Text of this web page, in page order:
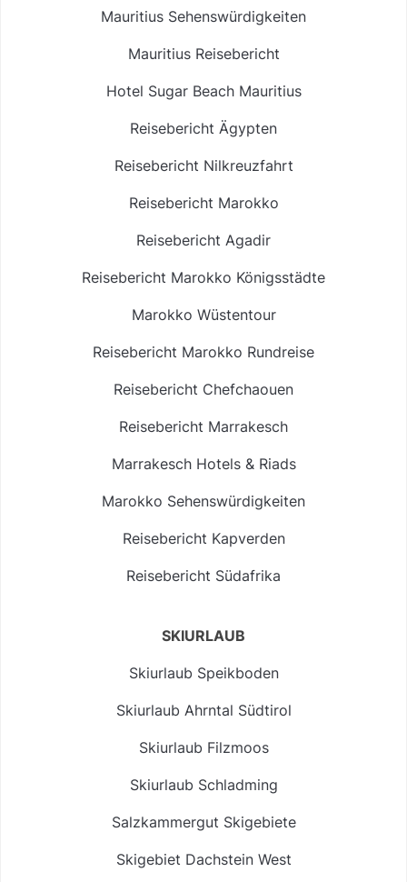
Mauritius Sehenswürdigkeiten
Mauritius Reisebericht
Hotel Sugar Beach Mauritius
Reisebericht Ägypten
Reisebericht Nilkreuzfahrt
Reisebericht Marokko
Reisebericht Agadir
Reisebericht Marokko Königsstädte
Marokko Wüstentour
Reisebericht Marokko Rundreise
Reisebericht Chefchaouen
Reisebericht Marrakesch
Marrakesch Hotels & Riads
Marokko Sehenswürdigkeiten
Reisebericht Kapverden
Reisebericht Südafrika
SKIURLAUB
Skiurlaub Speikboden
Skiurlaub Ahrntal Südtirol
Skiurlaub Filzmoos
Skiurlaub Schladming
Salzkammergut Skigebiete
Skigebiet Dachstein West